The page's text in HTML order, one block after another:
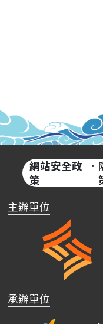
網站安全政
策
·
主辦單位
承辦單位